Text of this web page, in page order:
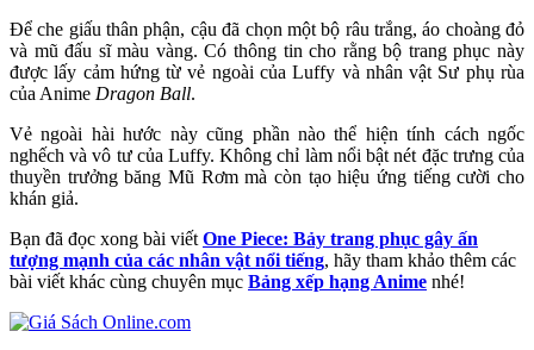
Để che giấu thân phận, cậu đã chọn một bộ râu trắng, áo choàng đỏ
và mũ đấu sĩ màu vàng. Có thông tin cho rằng bộ trang phục này
được lấy cảm hứng từ vẻ ngoài của Luffy và nhân vật Sư phụ rùa
của Anime Dragon Ball.
Vẻ ngoài hài hước này cũng phần nào thể hiện tính cách ngốc
nghếch và vô tư của Luffy. Không chỉ làm nổi bật nét đặc trưng của
thuyền trưởng băng Mũ Rơm mà còn tạo hiệu ứng tiếng cười cho
khán giả.
Bạn đã đọc xong bài viết One Piece: Bảy trang phục gây ấn
tượng mạnh của các nhân vật nổi tiếng, hãy tham khảo thêm các
bài viết khác cùng chuyên mục Bảng xếp hạng Anime nhé!